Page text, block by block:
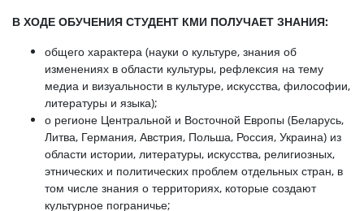
В ХОДЕ ОБУЧЕНИЯ СТУДЕНТ КМИ ПОЛУЧАЕТ ЗНАНИЯ:
общего характера (науки о культуре, знания об
изменениях в области культуры, рефлексия на тему
медиа и визуальности в культуре, искусства, философии,
литературы и языка);
о регионе Центральной и Восточной Европы (Беларусь,
Литва, Германия, Австрия, Польша, Россия, Украина) из
области истории, литературы, искусства, религиозных,
этнических и политических проблем отдельных стран, в
том числе знания о территориях, которые создают
культурное пограничье;